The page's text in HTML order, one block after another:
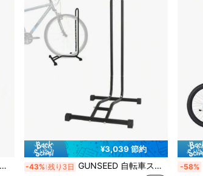
¥3,039 節約
-43% 残り3日 GUNSEED 自転車スタンド ロードバイクスタンド クロスバイク マウンテンバイク 倒れない 屋内 軽量 汎用 -58%